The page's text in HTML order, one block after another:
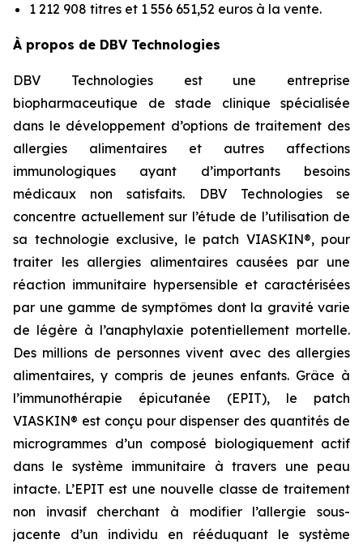
1 212 908 titres et 1 556 651,52 euros à la vente.
À propos de DBV Technologies
DBV Technologies est une entreprise
biopharmaceutique de stade clinique spécialisée
dans le développement d’options de traitement des
allergies alimentaires et autres affections
immunologiques ayant d’importants besoins
médicaux non satisfaits. DBV Technologies se
concentre actuellement sur l’étude de l’utilisation de
sa technologie exclusive, le patch VIASKIN®, pour
traiter les allergies alimentaires causées par une
réaction immunitaire hypersensible et caractérisées
par une gamme de symptômes dont la gravité varie
de légère à l’anaphylaxie potentiellement mortelle.
Des millions de personnes vivent avec des allergies
alimentaires, y compris de jeunes enfants. Grâce à
l’immunothérapie épicutanée (EPIT), le patch
VIASKIN® est conçu pour dispenser des quantités de
microgrammes d’un composé biologiquement actif
dans le système immunitaire à travers une peau
intacte. L’EPIT est une nouvelle classe de traitement
non invasif cherchant à modifier l’allergie sous-
jacente d’un individu en rééduquant le système